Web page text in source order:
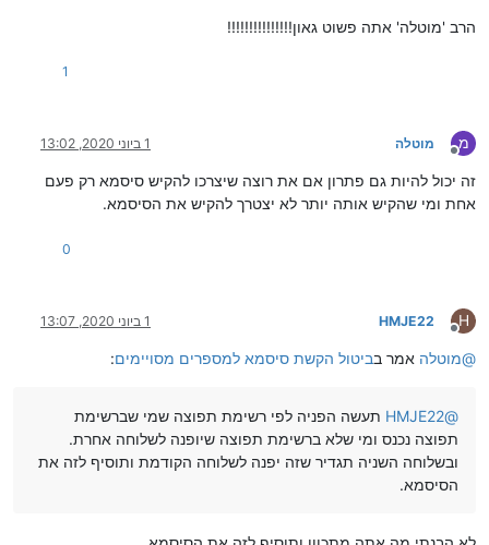
הרב 'מוטלה' אתה פשוט גאון!!!!!!!!!!!!!!!
1
מ
מנותק
מוטלה 1 ביוני 2020, 13:02
זה יכול להיות גם פתרון אם את רוצה שיצרכו להקיש סיסמא רק פעם
אחת ומי שהקיש אותה יותר לא יצטרך להקיש את הסיסמא.
0
H
מנותק
HMJE22 1 ביוני 2020, 13:07
@מוטלה אמר בביטול הקשת סיסמא למספרים מסויימים:
@
HMJE22 תעשה הפניה לפי רשימת תפוצה שמי שברשימת
תפוצה נכנס ומי שלא ברשימת תפוצה שיופנה לשלוחה אחרת.
ובשלוחה השניה תגדיר שזה יפנה לשלוחה הקודמת ותוסיף לזה את
הסיסמא.